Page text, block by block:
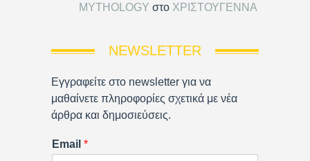
MYTHOLOGY στο ΧΡΙΣΤΟΥΓΕΝΝΑ
NEWSLETTER
Εγγραφείτε στο newsletter για να
μαθαίνετε πληροφορίες σχετικά με νέα
άρθρα και δημοσιεύσεις.
Email *